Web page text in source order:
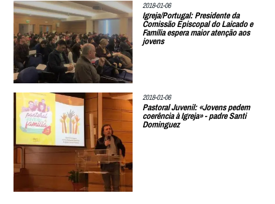
2018-01-06
Igreja/Portugal: Presidente da
Comissão Episcopal do Laicado e
Família espera maior atenção aos
jovens
2018-01-06
Pastoral Juvenil: «Jovens pedem
coerência à Igreja» - padre Santi
Dominguez